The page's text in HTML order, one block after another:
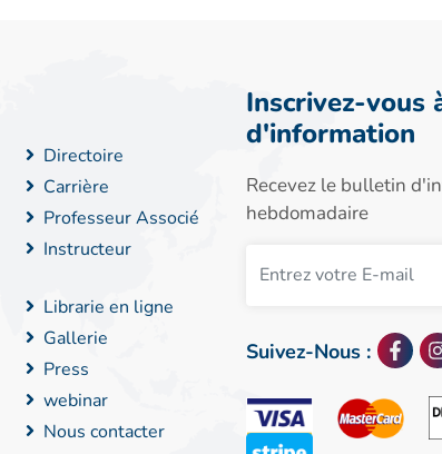
Directoire
Carrière
Professeur Associé
Instructeur
Librarie en ligne
Gallerie
Press
webinar
Nous contacter
Inscrivez-vous
d'information
Recevez le bulletin
hebdomadaire
Suivez-Nous :